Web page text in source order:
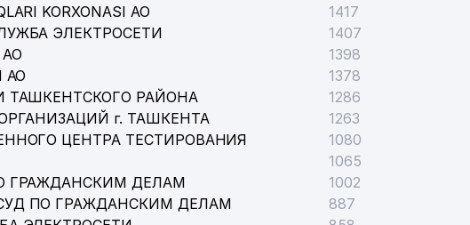
УЗБЕКИСТАН
KORXONASI АО
1417
ЭЛЕКТРОСЕТИ
1407
1398
АО
1378
ТАШКЕНТСКОГО РАЙОНА
1286
г. ТАШКЕНТА
1263
ЦЕНТРА ТЕСТИРОВАНИЯ
1080
1065
ГРАЖДАНСКИМ ДЕЛАМ
1002
ПО ГРАЖДАНСКИМ ДЕЛАМ
887